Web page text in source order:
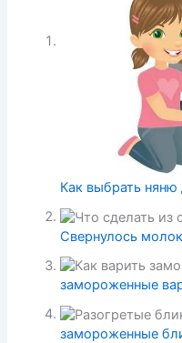
Как выбрать няню
Свернулось
замороженные
замороженные